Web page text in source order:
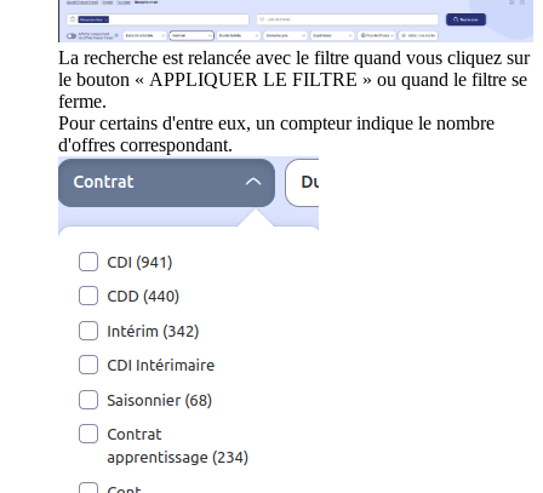
La recherche est relancée avec le filtre quand vous cliquez sur
le bouton « APPLIQUER LE FILTRE » ou quand le filtre se
ferme.
Pour certains d'entre eux, un compteur indique le nombre
d'offres correspondant.